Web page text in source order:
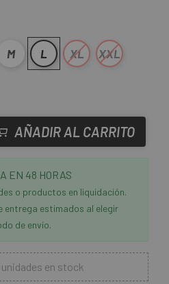
M L XL XXL
AÑADIR AL CARRITO
EN 48 HORAS
o productos en liquidación.
entrega estimados al elegir
de envío.
en stock